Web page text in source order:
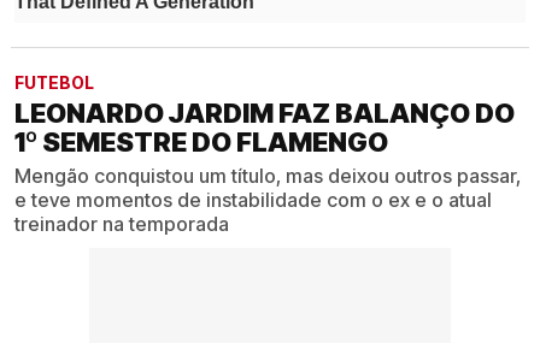
FUTEBOL
LEONARDO JARDIM FAZ BALANÇO DO
1º SEMESTRE DO FLAMENGO
Mengão conquistou um título, mas deixou outros passar,
e teve momentos de instabilidade com o ex e o atual
treinador na temporada